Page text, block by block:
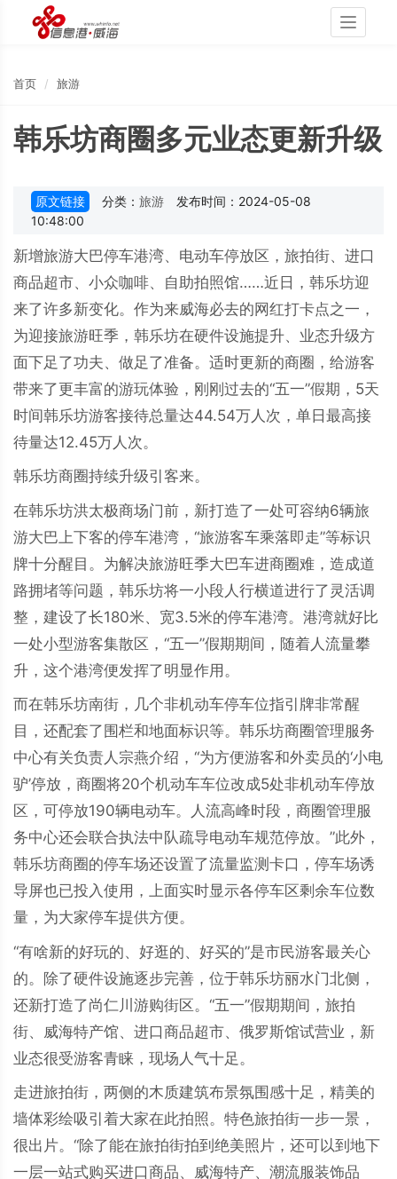
Toggle
首页 旅游
韩乐坊商圈多元业态更新升级
原文链接 分类： 旅游
发布时间：2024-05-08
10:48:00
新增旅游大巴停车港湾、电动车停放区，旅拍街、进口
商品超市、小众咖啡、自助拍照馆……近日，韩乐坊迎
来了许多新变化。作为来威海必去的网红打卡点之一，
为迎接旅游旺季，韩乐坊在硬件设施提升、业态升级方
面下足了功夫、做足了准备。适时更新的商圈，给游客
带来了更丰富的游玩体验，刚刚过去的“五一”假期，5天
时间韩乐坊游客接待总量达44.54万人次，单日最高接
待量达12.45万人次。
韩乐坊商圈持续升级引客来。
在韩乐坊洪太极商场门前，新打造了一处可容纳6辆旅
游大巴上下客的停车港湾，“旅游客车乘落即走”等标识
牌十分醒目。为解决旅游旺季大巴车进商圈难，造成道
路拥堵等问题，韩乐坊将一小段人行横道进行了灵活调
整，建设了长180米、宽3.5米的停车港湾。港湾就好比
一处小型游客集散区，“五一”假期期间，随着人流量攀
升，这个港湾便发挥了明显作用。
而在韩乐坊南街，几个非机动车停车位指引牌非常醒
目，还配套了围栏和地面标识等。韩乐坊商圈管理服务
中心有关负责人宗燕介绍，“为方便游客和外卖员的‘小电
驴’停放，商圈将20个机动车车位改成5处非机动车停放
区，可停放190辆电动车。人流高峰时段，商圈管理服
务中心还会联合执法中队疏导电动车规范停放。”此外，
韩乐坊商圈的停车场还设置了流量监测卡口，停车场诱
导屏也已投入使用，上面实时显示各停车区剩余车位数
量，为大家停车提供方便。
“有啥新的好玩的、好逛的、好买的”是市民游客最关心
的。除了硬件设施逐步完善，位于韩乐坊丽水门北侧，
还新打造了尚仁川游购街区。“五一”假期期间，旅拍
街、威海特产馆、进口商品超市、俄罗斯馆试营业，新
业态很受游客青睐，现场人气十足。
走进旅拍街，两侧的木质建筑布景氛围感十足，精美的
墙体彩绘吸引着大家在此拍照。特色旅拍街一步一景，
很出片。“除了能在旅拍街拍到绝美照片，还可以到地下
一层一站式购买进口商品、威海特产、潮流服装饰品